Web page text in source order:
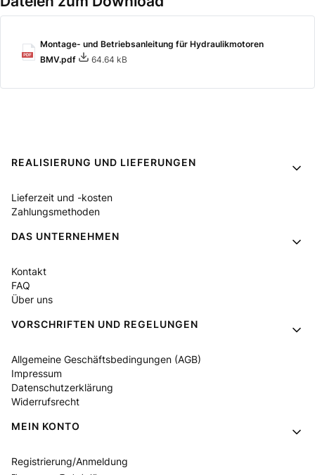
Montage- und Betriebsanleitung für Hydraulikmotoren
BMV.pdf
64.64 kB
Fußzeilenmenü
REALISIERUNG UND LIEFERUNGEN
Lieferzeit und -kosten
Zahlungsmethoden
DAS UNTERNEHMEN
Kontakt
FAQ
Über uns
VORSCHRIFTEN UND REGELUNGEN
Allgemeine Geschäftsbedingungen (AGB)
Impressum
Datenschutzerklärung
Widerrufsrecht
MEIN KONTO
Registrierung/Anmeldung